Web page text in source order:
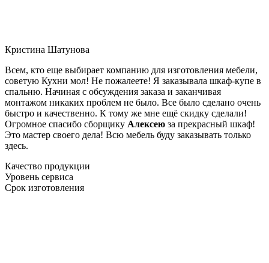
Кристина Шатунова
Всем, кто еще выбирает компанию для изготовления мебели,
советую Кухни мол! Не пожалеете! Я заказывала шкаф-купе в
спальню. Начиная с обсуждения заказа и заканчивая
монтажом никаких проблем не было. Все было сделано очень
быстро и качественно. К тому же мне ещё скидку сделали!
Огромное спасибо сборщику Алексею за прекрасный шкаф!
Это мастер своего дела! Всю мебель буду заказывать только
здесь.
Качество продукции
Уровень сервиса
Срок изготовления